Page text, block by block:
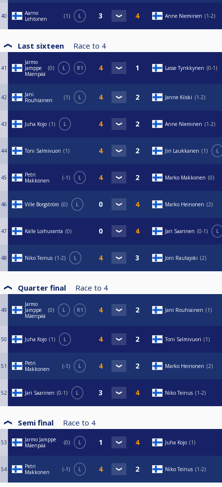
40
Aarno
Lehtonen
1 L Anne Nieminen 1-2
Last sixteen Race to 4
41
Jarmo
Jamppe
Mäenpää
0 L R1 Lasse Tynkkynen 0-1
42
Jani
Rouhiainen
1 L Janne Kiiski 1-2
43 Juha Kojo 1 L Anne Nieminen 1-2
44 Toni Salmivuori 1 Jiri Laukkanen 1 L
45
Petri
Makkonen
-1 L Marko Makkonen 0
46 Ville Borgström 0 L Marko Heinonen 2
47 Kalle Loihuranta 0 Jari Saarinen 0-1 L
48 Niko Teinus 1-2 L Joni Rautajoki 2
Quarter final Race to 4
49
Jarmo
Jamppe
Mäenpää
0 L R1 Jani Rouhiainen 1
50 Juha Kojo 1 L Toni Salmivuori 1
51
Petri
Makkonen
-1 L Marko Heinonen 2
52 Jari Saarinen 0-1 L Niko Teinus 1-2
Semi final Race to 4
53
Jarmo Jamppe
Mäenpää
0 L Juha Kojo 1
54
Petri
Makkonen
-1 L Niko Teinus 1-2